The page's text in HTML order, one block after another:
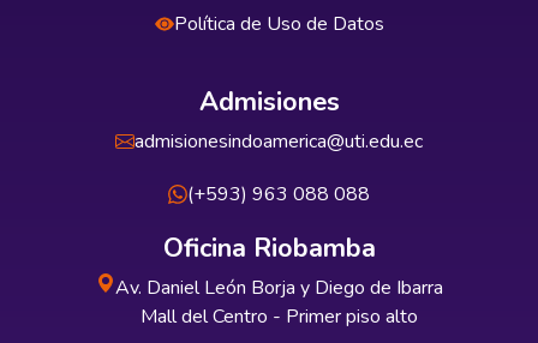
Política de Uso de Datos
Admisiones
admisionesindoamerica@uti.edu.ec
(+593) 963 088 088
Oficina Riobamba
Av. Daniel León Borja y Diego de Ibarra
Mall del Centro - Primer piso alto